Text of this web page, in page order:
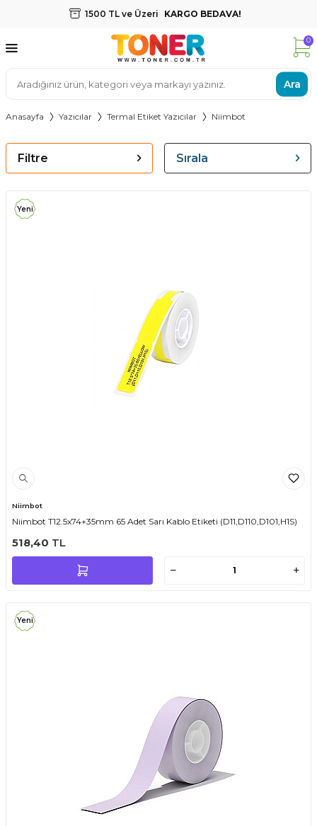
1500 TL ve Üzeri KARGO BEDAVA!
Ara
0
Anasayfa Yazıcılar Termal Etiket Yazıcılar Niimbot
Filtre Sırala
Yeni
Niimbot
Niimbot T12.5x74+35mm 65 Adet Sarı Kablo Etiketi (D11,D110,D101,H1S)
518,40 TL
Yeni